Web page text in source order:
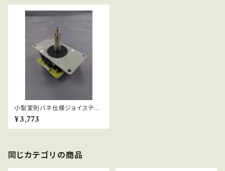
小型変則バネ仕様ジョイスティ
ック：LSH-56-01
¥3,773
同じカテゴリの商品